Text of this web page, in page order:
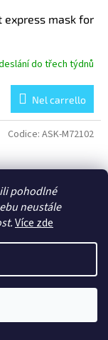
pohodlné
neustále
Více zde
express mask for
do třech týdnů
Nel carrello
Codice: ASK-M72102